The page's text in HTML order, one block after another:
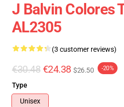
J Balvin Colores
AL2305
(3 customer reviews)
€30.48 €24.38 $26.50 -20%
Type
Unisex